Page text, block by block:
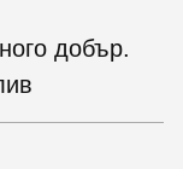
добър.